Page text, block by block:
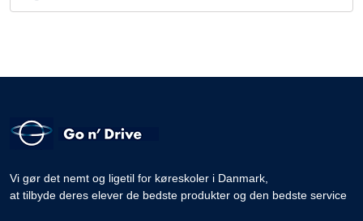
Vi gør det nemt og ligetil for køreskoler i Danmark,
at tilbyde deres elever de bedste produkter og den bedste service